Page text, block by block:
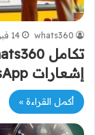
whats360 14 فبراير، 2025
إشعارات WhatsApp تلقائيًا للطلبات والشحن
أكمل القراءة »